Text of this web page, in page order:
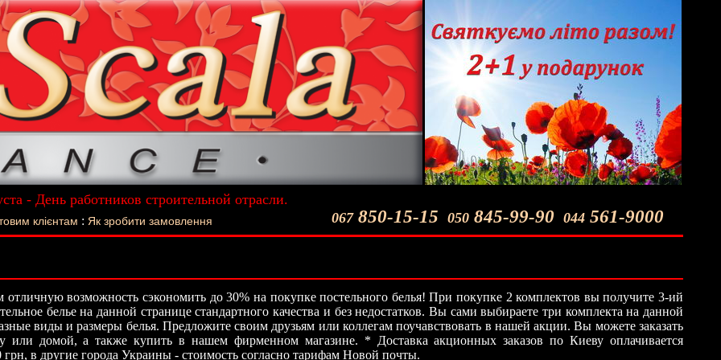
- День работников строительной отрасли.
подарок - Постельное белье La Scala!
067850-15-15 050 845-99-90 044 561-9000
клієнтам : Як зробити замовлення
возможность сэкономить до 30% на покупке постельного белья! При покупке 2 комплектов вы получите 3-ий
белье на данной странице стандартного качества и без недостатков. Вы сами выбираете три комплекта на данной
виды и размеры белья. Предложите своим друзьям или коллегам поучавствовать в нашей акции. Вы можете заказать
или домой, а также купить в нашем фирменном магазине. * Доставка акционных заказов по Киеву оплачивается
грн, в другие города Украины - стоимость согласно тарифам Новой почты.